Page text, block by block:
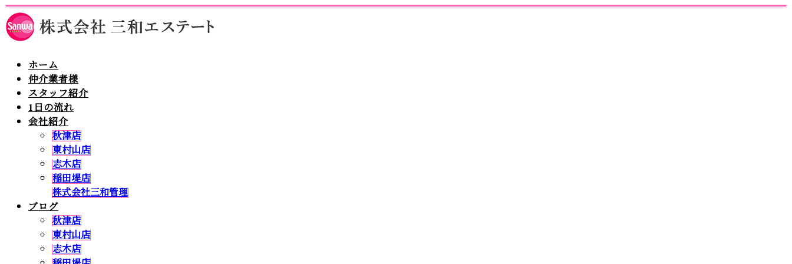
ホーム
仲介業者様
スタッフ紹介
1日の流れ
会社紹介
秋津店
東村山店
志木店
稲田堤店
株式会社三和管理
ブログ
秋津店
東村山店
志木店